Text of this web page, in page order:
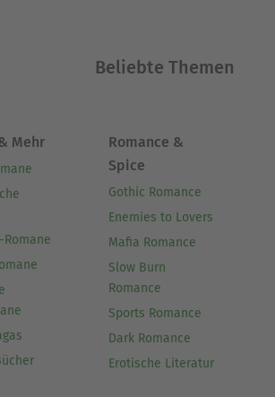
Beliebte Themen
Mehr
Romane
Romance &
Spice
Gothic Romance
Enemies to Lovers
Mafia Romance
Slow Burn
Romance
Sports Romance
Dark Romance
Erotische Literatur